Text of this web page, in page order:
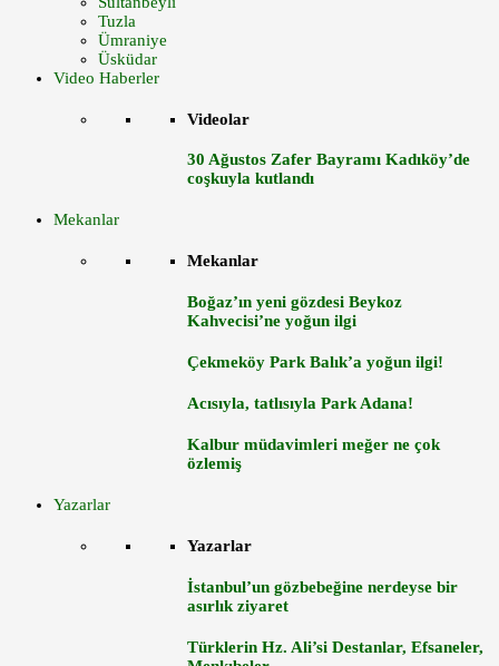
Tuzla
Ümraniye
Üsküdar
Video Haberler
Videolar
30 Ağustos Zafer Bayramı Kadıköy’de
coşkuyla kutlandı
Mekanlar
Mekanlar
Boğaz’ın yeni gözdesi Beykoz
Kahvecisi’ne yoğun ilgi
Çekmeköy Park Balık’a yoğun ilgi!
Acısıyla, tatlısıyla Park Adana!
Kalbur müdavimleri meğer ne çok
özlemiş
Yazarlar
Yazarlar
İstanbul’un gözbebeğine nerdeyse bir
asırlık ziyaret
Türklerin Hz. Ali’si Destanlar, Efsaneler,